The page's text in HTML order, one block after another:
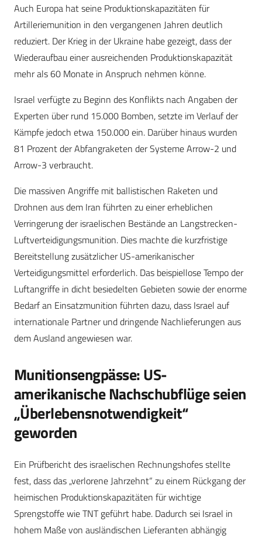
Auch Europa hat seine Produktionskapazitäten für
Artilleriemunition in den vergangenen Jahren deutlich
reduziert. Der Krieg in der Ukraine habe gezeigt, dass der
Wiederaufbau einer ausreichenden Produktionskapazität
mehr als 60 Monate in Anspruch nehmen könne.
Israel verfügte zu Beginn des Konflikts nach Angaben der
Experten über rund 15.000 Bomben, setzte im Verlauf der
Kämpfe jedoch etwa 150.000 ein. Darüber hinaus wurden
81 Prozent der Abfangraketen der Systeme Arrow-2 und
Arrow-3 verbraucht.
Die massiven Angriffe mit ballistischen Raketen und
Drohnen aus dem Iran führten zu einer erheblichen
Verringerung der israelischen Bestände an Langstrecken-
Luftverteidigungsmunition. Dies machte die kurzfristige
Bereitstellung zusätzlicher US-amerikanischer
Verteidigungsmittel erforderlich. Das beispiellose Tempo der
Luftangriffe in dicht besiedelten Gebieten sowie der enorme
Bedarf an Einsatzmunition führten dazu, dass Israel auf
internationale Partner und dringende Nachlieferungen aus
dem Ausland angewiesen war.
Munitionsengpässe: US-
amerikanische Nachschubflüge seien
„Überlebensnotwendigkeit“
geworden
Ein Prüfbericht des israelischen Rechnungshofes stellte
fest, dass das „verlorene Jahrzehnt“ zu einem Rückgang der
heimischen Produktionskapazitäten für wichtige
Sprengstoffe wie TNT geführt habe. Dadurch sei Israel in
hohem Maße von ausländischen Lieferanten abhängig